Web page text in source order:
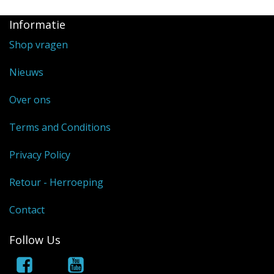
Informatie
Shop vragen
Nieuws
Over ons
Terms and Conditions
Privacy Policy
Retour - Herroeping
Contact
Follow Us